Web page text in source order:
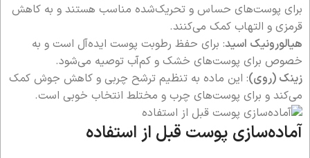
برای پوست‌های حساس و تحریک‌شده مناسب هستند و به کاهش
قرمزی و التهاب کمک می‌کنند.
هیالورونیک اسید: برای حفظ رطوبت پوست ایده‌آل است و به
خصوص برای پوست‌های خشک و کم‌آب توصیه می‌شود.
زینک (روی): این ماده به تنظیم ترشح چربی و کاهش جوش کمک
می‌کند و برای پوست‌های چرب و مختلط انتخاب خوبی است.
آماده‌سازی پوست قبل از استفاده